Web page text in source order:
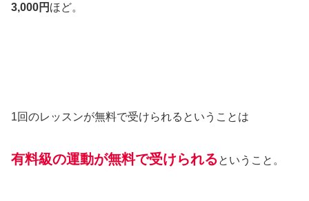
3,000円 ほど。
1回のレッスンが無料で受けられるということは
有料級の運動が無料で受けられるということ。